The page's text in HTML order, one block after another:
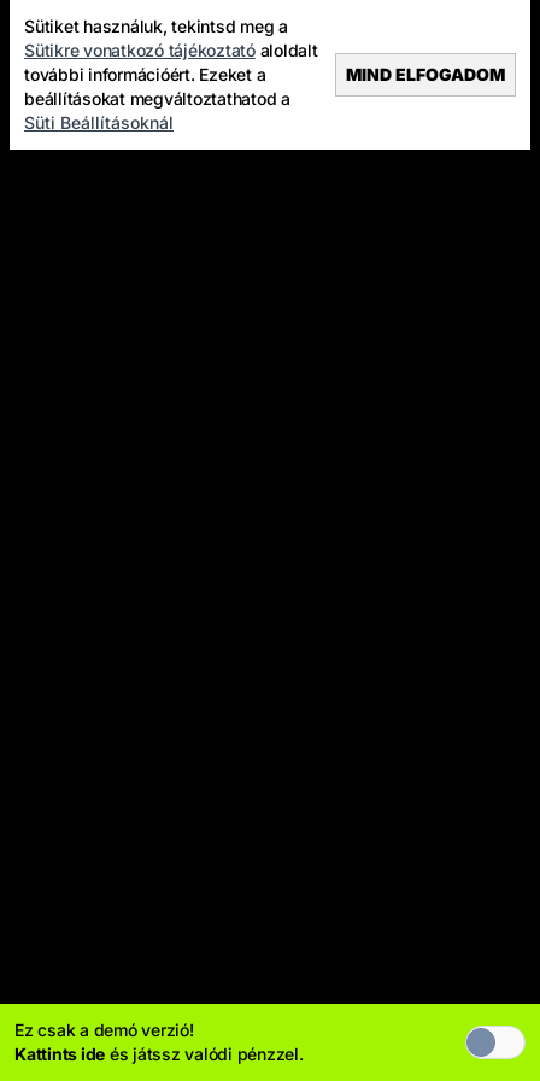
Ez csak a demó verzió!
Kattints ide és játssz valódi pénzzel.
Sütiket használuk, tekintsd meg a
Sütikre vonatkozó tájékoztatóaloldalt
további információért. Ezeket a
beállításokat megváltoztathatod a
Süti Beállításoknál
MIND ELFOGADOM